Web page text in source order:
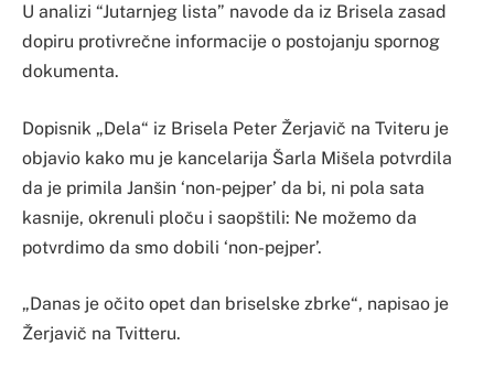
U analizi “Jutarnjeg lista” navode da iz Brisela zasad
dopiru protivrečne informacije o postojanju spornog
dokumenta.
Dopisnik „Dela“ iz Brisela Peter Žerjavič na Tviteru je
objavio kako mu je kancelarija Šarla Mišela potvrdila
da je primila Janšin ‘non-pejper’ da bi, ni pola sata
kasnije, okrenuli ploču i saopštili: Ne možemo da
potvrdimo da smo dobili ‘non-pejper’.
„Danas je očito opet dan briselske zbrke“, napisao je
Žerjavič na Tvitteru.